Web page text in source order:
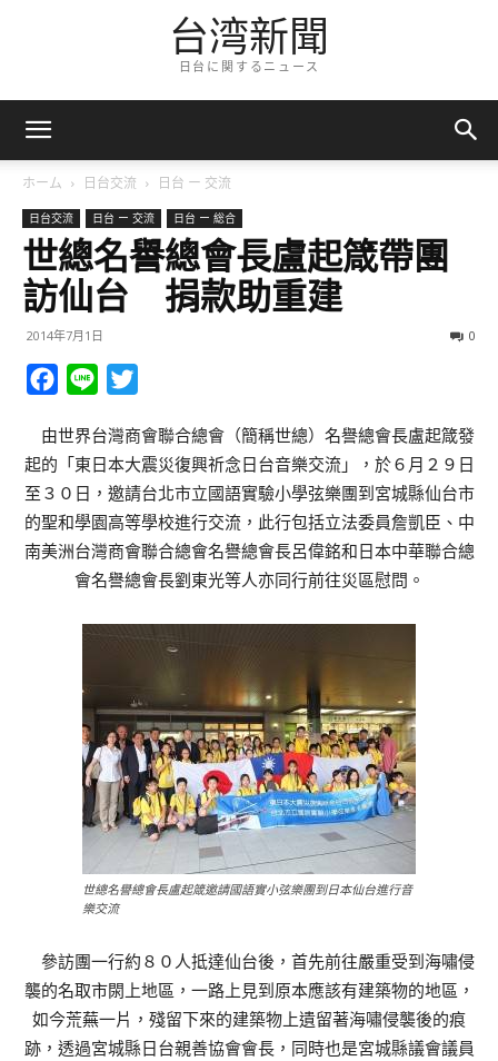
台湾新聞
日台に関するニュース
ホーム 日台交流 日台 ー 交流
日台交流 日台 ー 交流 日台 ー 総合
世總名譽總會長盧起箴帶團
訪仙台 捐款助重建
2014年7月1日 0
Facebook
Line
由世界台灣商會聯合總會（簡稱世總）名譽總會長盧起箴發
起的「東日本大震災復興祈念日台音樂交流」，於６月２９日
至３０日，邀請台北市立國語實驗小學弦樂團到宮城縣仙台市
的聖和學園高等學校進行交流，此行包括立法委員詹凱臣、中
南美洲台灣商會聯合總會名譽總會長呂偉銘和日本中華聯合總
會名譽總會長劉東光等人亦同行前往災區慰問。
世總名譽總會長盧起箴邀請國語實小弦樂團到日本仙台進行音
樂交流
參訪團一行約８０人抵達仙台後，首先前往嚴重受到海嘯侵
襲的名取市閖上地區，一路上見到原本應該有建築物的地區，
如今荒蕪一片，殘留下來的建築物上遺留著海嘯侵襲後的痕
跡，透過宮城縣日台親善協會會長，同時也是宮城縣議會議員